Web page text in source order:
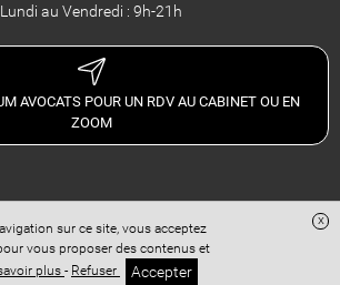
Lundi au Vendredi : 9h-21h
AVOCATS POUR UN RDV AU CABINET OU EN
ZOOM
Site réalisé avecDigital Avocat
Confidentialité
Conditions Générales de Vente
Mentions légales
sur ce site, vous acceptez
vous proposer des contenus et
plus - Refuser Accepter
x